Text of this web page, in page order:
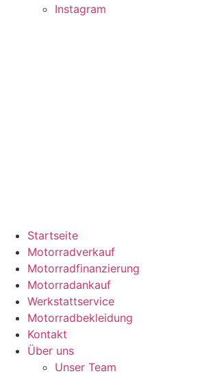
Instagram
Startseite
Motorradverkauf
Motorradfinanzierung
Motorradankauf
Werkstattservice
Motorradbekleidung
Kontakt
Über uns
Unser Team